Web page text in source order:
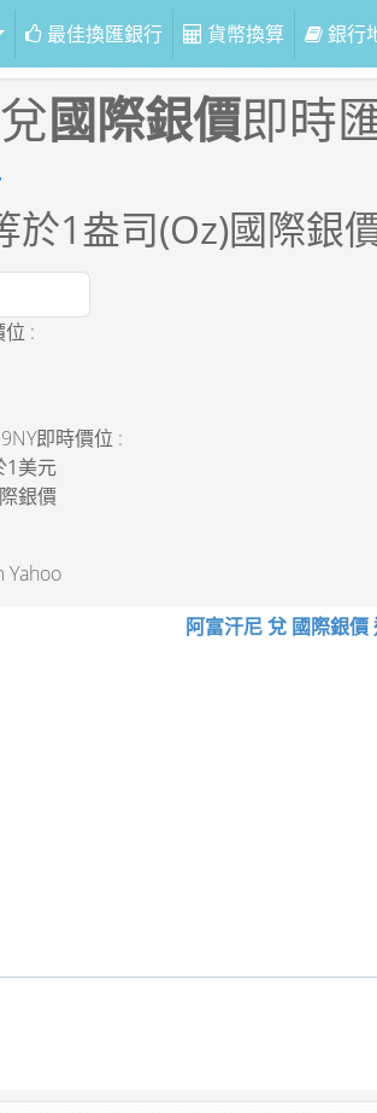
最佳換匯銀行 貨幣換算 銀行
兌國際銀價即時
於1盎司(Oz)國際銀
:
即時價位 :
1美元
銀價
Yahoo
阿富汗尼 兌 國際銀價